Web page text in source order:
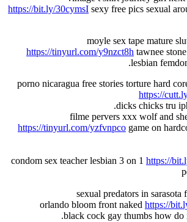
https://bit.ly/30cymsI sexy free pics sexual
moyle sex tape mature
https://tinyurl.com/y9nzct8h tawnee
lesbian
porno nicaragua free stories torture hard
https://
dicks chicks tru
filme pervers xxx wolf and
https://tinyurl.com/yzfvnpco game on
condom sex teacher lesbian 3 on 1 https://
sexual predators in sarasota
orlando bloom front naked https://
black cock gay thumbs how do